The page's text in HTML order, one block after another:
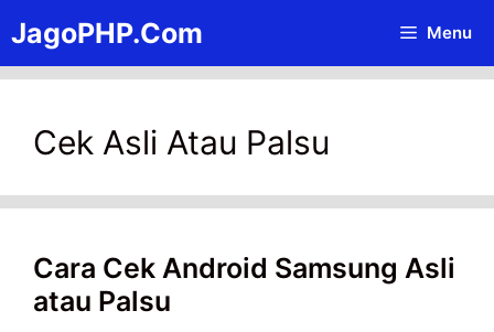
to
content
JagoPHP.Com Menu
Cek Asli Atau Palsu
Cara Cek Android Samsung Asli
atau Palsu